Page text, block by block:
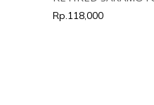
Rp.118,000